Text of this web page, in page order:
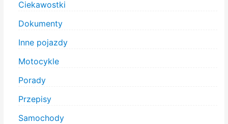
Ciekawostki
Dokumenty
Inne pojazdy
Motocykle
Porady
Przepisy
Samochody